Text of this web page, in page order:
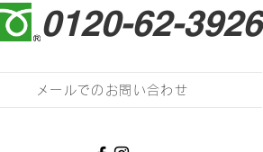
0120-62-3926
メールでのお問い合わせ